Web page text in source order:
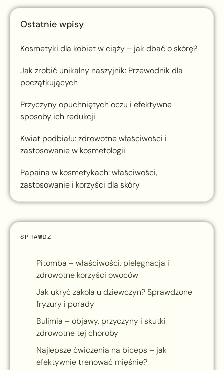
Ostatnie wpisy
Kosmetyki dla kobiet w ciąży – jak dbać o skórę?
Jak zrobić unikalny naszyjnik: Przewodnik dla
początkujących
Przyczyny opuchniętych oczu i efektywne
sposoby ich redukcji
Kwiat podbiału: zdrowotne właściwości i
zastosowanie w kosmetologii
Papaina w kosmetykach: właściwości,
zastosowanie i korzyści dla skóry
SPRAWDŹ
Pitomba – właściwości, pielęgnacja i
zdrowotne korzyści owoców
Jak ukryć zakola u dziewczyn? Sprawdzone
fryzury i porady
Bulimia – objawy, przyczyny i skutki
zdrowotne tej choroby
Najlepsze ćwiczenia na biceps – jak
efektywnie trenować mięśnie?